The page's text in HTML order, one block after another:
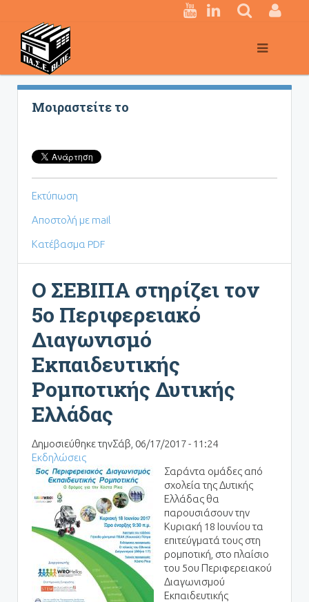
Κεντρική
πλοήγηση
Μοιραστείτε το
Εκτύπωση
Αποστολή με mail
Κατέβασμα PDF
Ο ΣΕΒΙΠΑ στηρίζει τον
5ο Περιφερειακό
Διαγωνισμό
Εκπαιδευτικής
Ρομποτικής Δυτικής
Ελλάδας
Δημοσιεύθηκε τηνΣάβ, 06/17/2017 - 11:24
Εκδηλώσεις
Σαράντα ομάδες από
σχολεία της Δυτικής
Ελλάδας θα
παρουσιάσουν την
Κυριακή 18 Ιουνίου τα
επιτεύγματά τους στη
ρομποτική, στο πλαίσιο
του 5ου Περιφερειακού
Διαγωνισμού
Εκπαιδευτικής